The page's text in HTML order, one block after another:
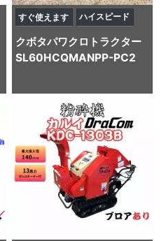
すぐ使えます ハイスピード
クボタパワクロトラクター
SL60HCQMANPP-PC2